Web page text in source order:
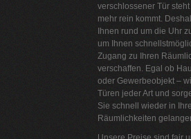
verschlossener Tür
mehr rein kommt.
Ihnen rund um die Uhr
um Ihnen
Zugang zu Ihren
verschaffen. Egal ob
oder Gewerbeobjekt –
Türen jeder Art und
Sie schnell wieder in Ihre
Räumlichkeiten